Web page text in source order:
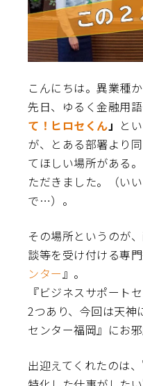
こんにちは。異業種
先日、ゆるく金融用
て！ヒロセくん」 と
が、とある部署より
てほしい場所がある
ただきました。（い
で…）。
その場所というのが
談等を受け付ける専
ンター』。
『ビジネスサポート
2つあり、今回は天神
センター福岡』にお
出迎えてくれたのは